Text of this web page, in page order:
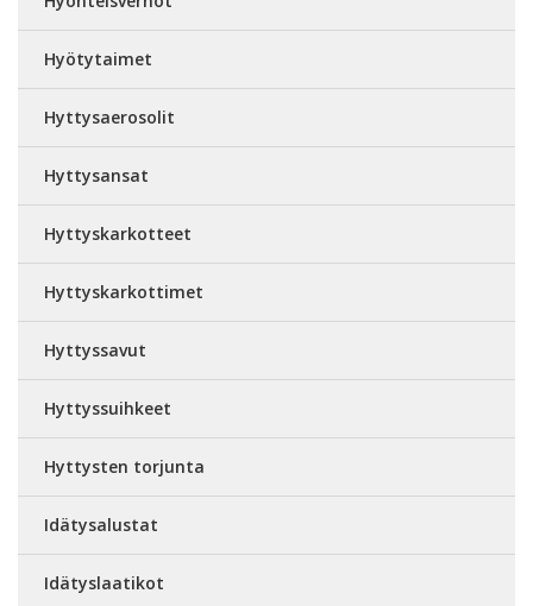
Hyötytaimet
Hyttysaerosolit
Hyttysansat
Hyttyskarkotteet
Hyttyskarkottimet
Hyttyssavut
Hyttyssuihkeet
Hyttysten torjunta
Idätysalustat
Idätyslaatikot